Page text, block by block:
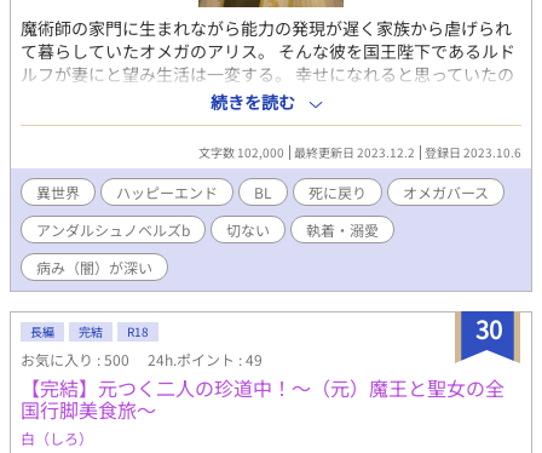
魔術師の家門に生まれながら能力の発現が遅く家族から虐げられ
て暮らしていたオメガのアリス。 そんな彼を国王陛下であるルド
ルフが妻にと望み生活は一変する。 幸せになれると思っていたの
に生まれた子供共々ルドルフに殺されたアリスは目が覚めると子
供の頃に戻っていた。 もう二度と同じ轍は踏まない。 そう決心し
たアリスの戦いが始まる。
続きを読む
文字数 102,000 最終更新日 2023.12.2 登録日 2023.10.6
異世界 ハッピーエンド BL 死に戻り
オメガバース
アンダルシュノベルズb
切ない
執着・溺愛
病み（闇）が深い
30
長編 完結 R18
お気に入り : 500 24h.ポイント : 49
【完結】元つく二人の珍道中！〜（元）魔王と聖女の全
国行脚美食旅〜
白（しろ）